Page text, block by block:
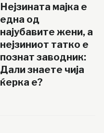
Нејзината мајка е
една од
најубавите жени, а
нејзиниот татко е
познат заводник:
Дали знаете чија
ќерка е?